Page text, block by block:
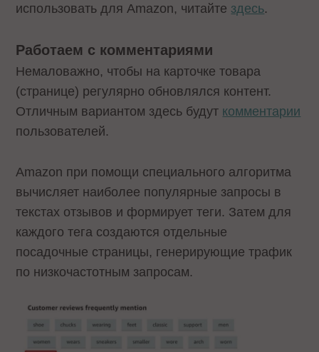
использовать для Amazon, читайте здесь.
Работаем с комментариями
Немаловажно, чтобы на карточке товара
(странице) регулярно обновлялся контент.
Отличным вариантом здесь будут комментарии
пользователей.
Amazon при помощи специального алгоритма
вычисляет наиболее популярные запросы в
текстах отзывов и формирует теги. Затем для
каждого тега создаются отдельные
посадочные страницы, генерирующие трафик
по низкочастотным запросам.